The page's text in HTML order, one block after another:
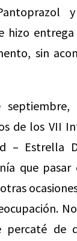
hizo
sin
de los VII
– Estrella
que
percaté de